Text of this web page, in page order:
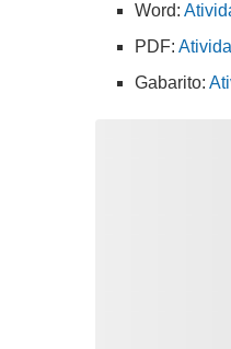
Word:
PDF:
Gabarito: